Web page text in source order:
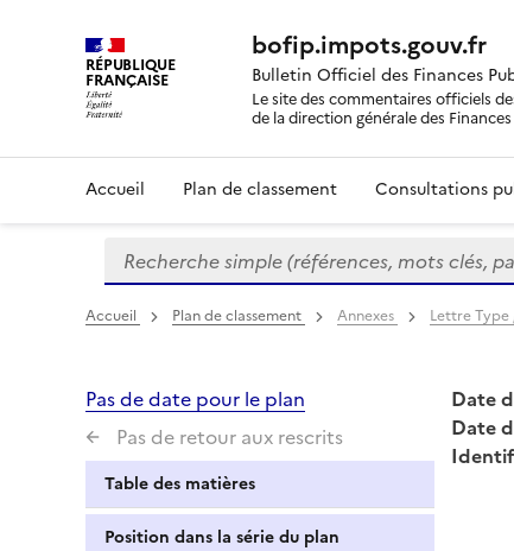
RÉPUBLIQUE
FRANÇAISE
bofip.impots.gouv.fr
Bulletin Officiel des Finances
Le site des commentaires officiels
de la direction générale des
Accueil Plan de classement Consultations
Formulaire
de
recherche
Recherche simple (références, mots clés,
Accueil Plan de classement Annexes Lettre
Pas de date pour le plan
Pas de retour aux rescrits
Table des matières
Position dans la série du plan
Date
Date